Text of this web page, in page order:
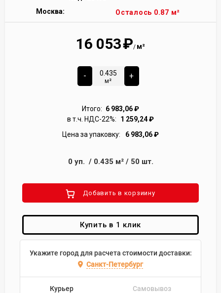
Москва:
Осталось 0.87 м²
16 053₽/ м²
-
м²
+
Итого: 6 983,06₽
в т.ч. НДС-22%:
1 259,24₽
Цена за упаковку:
6 983,06₽
0 уп. / 0.435 м²/ 50 шт.
Добавить в корзиину
Купить в 1 клик
Укажите город для расчета стоимости доставки:
Санкт-Петербург
Курьер Самовывоз